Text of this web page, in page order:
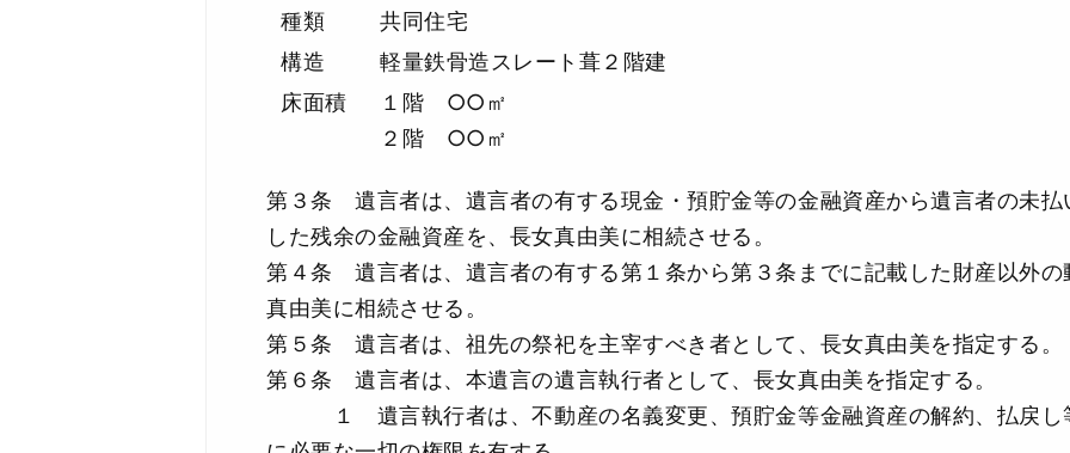
種類
共同住宅
構造
軽量鉄骨造スレート葺２階建
床面積
１階 ○○㎡
２階 ○○㎡
第３条 遺言者は、遺言者の有する現金・預貯金等の金融資産から遺言者の未払
した残余の金融資産を、長女真由美に相続させる。
第４条 遺言者は、遺言者の有する第１条から第３条までに記載した財産以外の
真由美に相続させる。
第５条 遺言者は、祖先の祭祀を主宰すべき者として、長女真由美を指定する。
第６条 遺言者は、本遺言の遺言執行者として、長女真由美を指定する。
１ 遺言執行者は、不動産の名義変更、預貯金等金融資産の解約、払戻し